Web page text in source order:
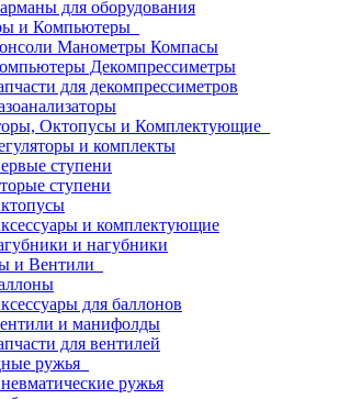
для оборудования
и Компьютеры
Манометры Компасы
Декомпрессиметры
для декомпрессиметров
Октопусы и Комплектующие
и комплекты
ступени
ступени
и комплектующие
и нагубники
и Вентили
для баллонов
и манифолды
для вентилей
ружья
ружья